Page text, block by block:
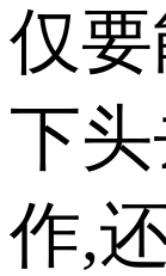
仅
下
作,